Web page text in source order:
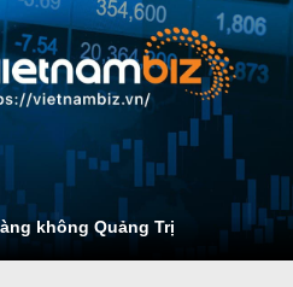
không Quảng Trị